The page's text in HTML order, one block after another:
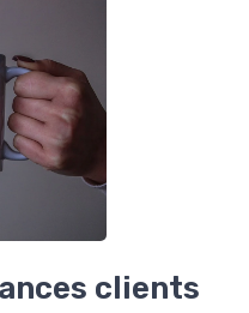
clients